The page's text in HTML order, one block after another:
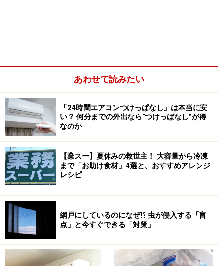
ーの場合は空気取り入れ口やフィルターの掃除も必要で
全てのお手入れをしたら、ほこりをかぶらないように不
織布などの袋をかけて保管します。
あわせて読みたい
「24時間エアコンつけっぱなし」は本当に安
い？ 何分までの外出なら“つけっぱなし”が得
なのか
【業スー】夏休みの救世主！ 大容量から冷凍
まで「お助け食材」4選と、おすすめアレンジ
レシピ
網戸にしているのになぜ!? 虫が侵入する「盲
点」と今すぐできる「対策」